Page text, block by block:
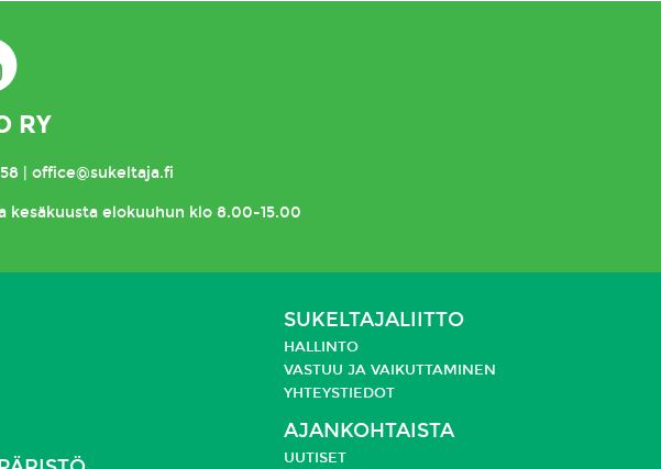
RY
| office@sukeltaja.fi
elokuuhun klo 8.00-15.00
SUKELTAJALIITTO
HALLINTO
VASTUU JAVAIKUTTAMINEN
YHTEYSTIEDOT
AJANKOHTAISTA
UUTISET